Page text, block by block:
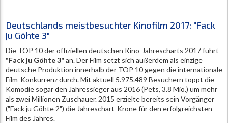
Deutschlands meistbesuchter Kinofilm 2017: "Fack
ju Göhte 3"
Die TOP 10 der offiziellen deutschen Kino-Jahrescharts 2017 führt
"Fack ju Göhte 3" an. Der Film setzt sich außerdem als einzige
deutsche Produktion innerhalb der TOP 10 gegen die internationale
Film-Konkurrenz durch. Mit aktuell 5.975.489 Besuchern toppt die
Komödie sogar den Jahressieger aus 2016 (Pets, 3.8 Mio.) um mehr
als zwei Millionen Zuschauer. 2015 erzielte bereits sein Vorgänger
("Fack ju Göhte 2") die Jahreschart-Krone für den erfolgreichsten
Film des Jahres.